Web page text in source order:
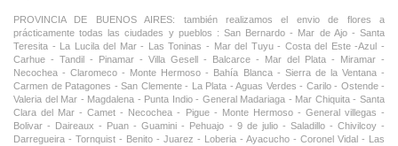
PROVINCIA DE BUENOS AIRES: también realizamos el envio de flores a
prácticamente todas las ciudades y pueblos : San Bernardo - Mar de Ajo - Santa
Teresita - La Lucila del Mar - Las Toninas - Mar del Tuyu - Costa del Este -Azul -
Carhue - Tandil - Pinamar - Villa Gesell - Balcarce - Mar del Plata - Miramar -
Necochea - Claromeco - Monte Hermoso - Bahía Blanca - Sierra de la Ventana -
Carmen de Patagones - San Clemente - La Plata - Aguas Verdes - Carilo - Ostende -
Valeria del Mar - Magdalena - Punta Indio - General Madariaga - Mar Chiquita - Santa
Clara del Mar - Camet - Necochea - Pigue - Monte Hermoso - General villegas -
Bolivar - Daireaux - Puan - Guamini - Pehuajo - 9 de julio - Saladillo - Chivilcoy -
Darregueira - Tornquist - Benito - Juarez - Loberia - Ayacucho - Coronel Vidal - Las